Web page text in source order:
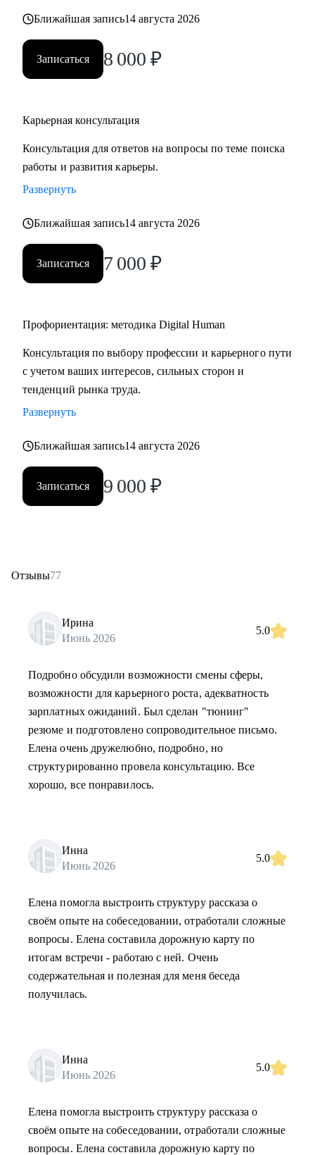
карьерных кризисов
Кому могу помочь:
• Руководителям высшего звена и Директорам
(Supply Chain), Электронной коммерции (E-commerce)
Региональные и Территориальные менеджеры, HR бизнес-
партнеры (HRBP)
• Ведущим специалистам и ключевым экспертам:
Бухгалтеры, Финансовые менеджеры, Маркетологи,
Менеджеры по продажам, Торговые представители
• Операционному и Торговому персоналу: Продавцы-
консультанты, Кассиры, Складские работники,
• Начинающим специалистам (Ассистенты, Младшие
Постоянно повышаю квалификацию через тренинги по
актуальным HR-технологиям и профориентации
кейсами и аналитикой в сфере карьерного развития
Моя миссия — привести вас туда, где ваша деятельность
приносит не только финансовый результат, но и личное
Ближайшая запись14 августа 2026
Записаться 8 000 ₽
Карьерная консультация
Консультация для ответов на вопросы по теме поиска
работы и развития карьеры.
Развернуть
Ближайшая запись14 августа 2026
Записаться 7 000 ₽
Профориентация: методика Digital Human
Консультация по выбору профессии и карьерного пути
с учетом ваших интересов, сильных сторон и
тенденций рынка труда.
Развернуть
Ближайшая запись14 августа 2026
Записаться 9 000 ₽
Отзывы77
Ирина
Июнь 2026
5.0
Подробно обсудили возможности смены сферы,
возможности для карьерного роста, адекватность
зарплатных ожиданий. Был сделан "тюнинг"
резюме и подготовлено сопроводительное письмо.
Елена очень дружелюбно, подробно, но
структурированно провела консультацию. Все
хорошо, все понравилось.
Инна
Июнь 2026
5.0
Елена помогла выстроить структуру рассказа о
своём опыте на собеседовании, отработали сложные
вопросы. Елена составила дорожную карту по
итогам встречи - работаю с ней. Очень
содержательная и полезная для меня беседа
получилась.
Инна
Июнь 2026
5.0
Елена помогла выстроить структуру рассказа о
своём опыте на собеседовании, отработали сложные
вопросы. Елена составила дорожную карту по